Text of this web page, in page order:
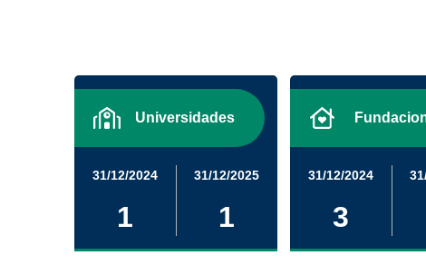
Universidades
31/12/2024
1
31/12/2025
1
31/12/2024
3